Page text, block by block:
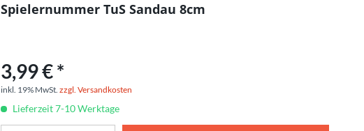
Spielernummer TuS Sandau 8cm
3,99 € *
inkl. 19% MwSt. zzgl. Versandkosten
Lieferzeit 7-10 Werktage